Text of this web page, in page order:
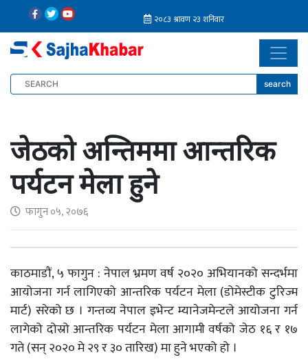
search
जेठको अन्तिममा आन्तरिक
पर्यटन मेला हुने
फागुन ०५, २०७६
काठमाडौं, ५ फागुन : नेपाल भ्रमण वर्ष २०२० अभियानको सन्दर्भमा
आयोजना गर्न लागिएको आन्तरिक पर्यटन मेला (डोमेस्टीक टुरिज्म
मार्ट) सरेको छ । गन्तव्य नेपाल इभेन्ट म्यानेजमेन्टले आयोजना गर्न
लागेको दोस्रो आन्तरिक पर्यटन मेला आगामी वर्षको जेठ १६ र १७
गते (सन् २०२० मे २९ र ३० तारिख) मा हुने भएको हो ।